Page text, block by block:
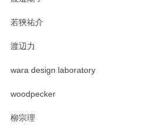
若狹祐介
渡辺力
wara design laboratory
woodpecker
柳宗理